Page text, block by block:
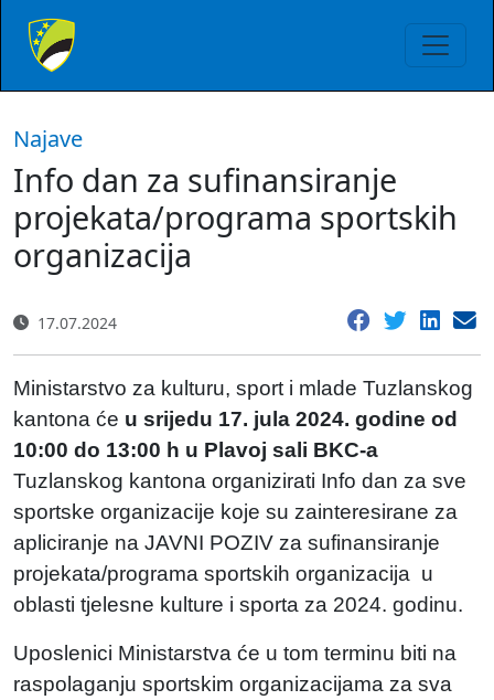
Najave
Info dan za sufinansiranje
projekata/programa sportskih
organizacija
17.07.2024
Ministarstvo za kulturu, sport i mlade Tuzlanskog
kantona će u srijedu 17. jula 2024. godine od
10:00 do 13:00 h u Plavoj sali BKC-a
Tuzlanskog kantona organizirati Info dan za sve
sportske organizacije koje su zainteresirane za
apliciranje na JAVNI POZIV za sufinansiranje
projekata/programa sportskih organizacija u
oblasti tjelesne kulture i sporta za 2024. godinu.
Uposlenici Ministarstva će u tom terminu biti na
raspolaganju sportskim organizacijama za sva